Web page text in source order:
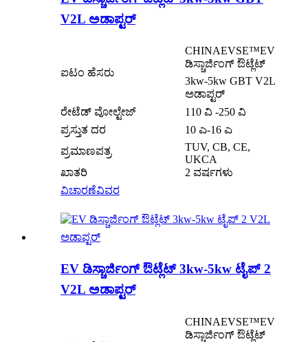
V2L ಅಡಾಪ್ಟರ್
ಐಟಂ ಹೆಸರು
CHINAEVSE™️EV
ಡಿಸ್ಚಾರ್ಜಿಂಗ್ ಔಟ್ಲೆಟ್
3kw-5kw GBT V2L
ಅಡಾಪ್ಟರ್
ರೇಟೆಡ್ ವೋಲ್ಟೇಜ್
110 ವಿ -250 ವಿ
ಪ್ರಸ್ತುತ ದರ
10 ಎ-16 ಎ
ಪ್ರಮಾಣಪತ್ರ
TUV, CB, CE,
UKCA
ಖಾತರಿ
2 ವರ್ಷಗಳು
ವಿಚಾರಣೆವಿವರ
EV ಡಿಸ್ಚಾರ್ಜಿಂಗ್ ಔಟ್ಲೆಟ್ 3kw-5kw ಟೈಪ್ 2
V2L ಅಡಾಪ್ಟರ್
CHINAEVSE™️EV
ಡಿಸ್ಚಾರ್ಜಿಂಗ್ ಔಟ್ಲೆಟ್